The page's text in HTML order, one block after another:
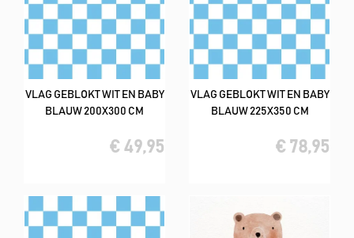
VLAG GEBLOKT WIT EN BABY
BLAUW 200X300 CM
€ 49,95
VLAG GEBLOKT WIT EN BABY
BLAUW 225X350 CM
€ 78,95